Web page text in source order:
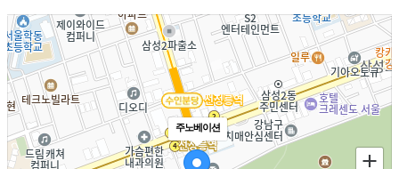
주노베이션